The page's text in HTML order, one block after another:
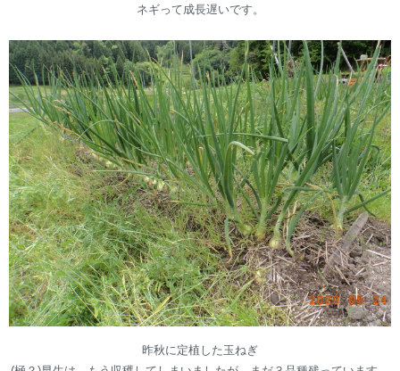
ネギって成長遅いです。
昨秋に定植した玉ねぎ